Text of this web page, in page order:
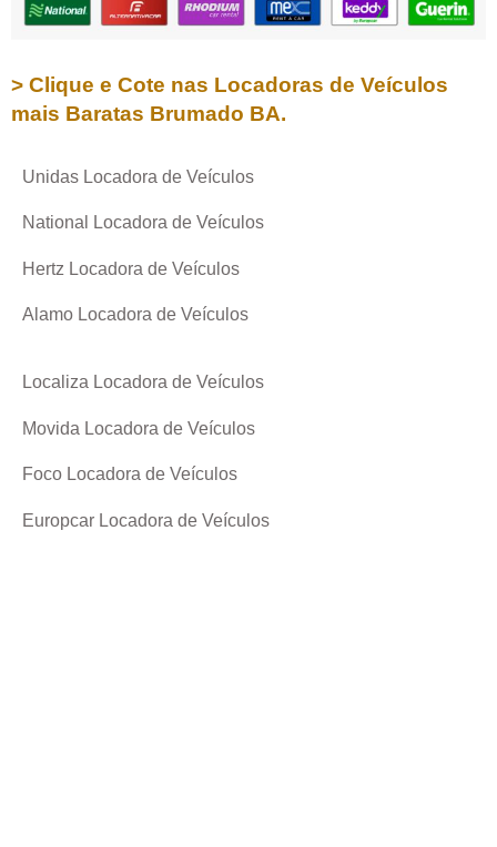
> Clique e Cote nas Locadoras de Veículos
mais Baratas Brumado BA.
Unidas Locadora de Veículos
National Locadora de Veículos
Hertz Locadora de Veículos
Alamo Locadora de Veículos
Localiza Locadora de Veículos
Movida Locadora de Veículos
Foco Locadora de Veículos
Europcar Locadora de Veículos